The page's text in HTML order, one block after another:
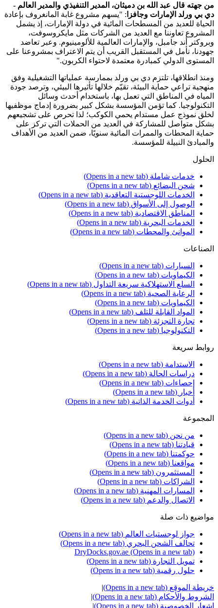
من جهته قال عبد الله بن دميثان، المدير التنفيذي والمدير العالم -
دي بي ورلد الإمارات وجافزا : "يسهم مشروع غابة المانغروف بإعادة
الحياة للعديد من المسطحات المائية في دولة الإمارات، إذ يشمل
المشروع تعاوننا مع العديد من الشركات مثل مايكروسوفت،
وبروكتر أند جامبل، والإمارات العالمية للألومينيوم. وعبر تعاضد
جهودنا، نأمل في المستقبل القريب أن يتم الاعتراف بمشروعنا على
المستوى الدولي كمبادرة معتمدة لاحتواء الكربون."
ومنذ انطلاقها، تلتزم دي بي ورلد بممارسة عملياتها التشغيلية وفق
منهجية تراعي حماية البيئة، تقيّم خلالها تأثيرها البيئي، وترصد جودة
المياه في المناطق التي تعمل بها، باستخدام أحدث وسائل
التكنولوجيا. كما تؤمن المؤسسة بشكل كبير بضرورة إدماج موظفيها
لخلق نموذج عمل مستدام يحمي الكوكب؛ لذا تحرص على تشجيعهم
بشكل متواصل للمشاركة في العديد من الحملات التي تركز على
حماية المحطات والممرات المائية سنويًا، ضمن العديد من الأهداف
والمبادئ النبيلة للمؤسسة.
الحلول
خدمات شاملة (Opens in a new tab)
شحن البضائع (Opens in a new tab)
الخدمات اللوجستية التعاقدية (Opens in a new tab)
الوصول إلى الأسواق (Opens in a new tab)
المناطق الاقتصادية (Opens in a new tab)
الخدمات البحرية (Opens in a new tab)
الموانئ والمحطات (Opens in a new tab)
الصناعات
السيارات (Opens in a new tab)
الكيماويات (Opens in a new tab)
السلع الاستهلاكية سريعة التداول (Opens in a new tab)
الرعاية الصحية (Opens in a new tab)
الكيماويات (Opens in a new tab)
المواد القابلة للتلف (Opens in a new tab)
تجارة التجزئة (Opens in a new tab)
التكنولوجيا (Opens in a new tab)
روابط سريعة
الاستدامة (Opens in a new tab)
دراسات الحالة (Opens in a new tab)
إحصاءات (Opens in a new tab)
أخبار (Opens in a new tab)
أدوات الخدمة الذاتية (Opens in a new tab)
المجموعة
من نحن (Opens in a new tab)
قيادتنا (Opens in a new tab)
حوكمتنا (Opens in a new tab)
مواقعنا (Opens in a new tab)
المستثمرون (Opens in a new tab)
الشراكات (Opens in a new tab)
المسارات المهنية (Opens in a new tab)
الاتصال والدعم (Opens in a new tab)
مواضيع ذات صلة
جواز لوجستيات العالم (Opens in a new tab)
تحالف الشحن البحري (Opens in a new tab)
DryDocks.gov.ae (Opens in a new tab)
تمويل التجارة (Opens in a new tab)
حلول رقمية (Opens in a new tab)
خريطة الموقع (Opens in a new tab)
|
الشروط والأحكام (Opens in a new tab)
|
إشعار الخصوصية (Opens in a new tab)
|